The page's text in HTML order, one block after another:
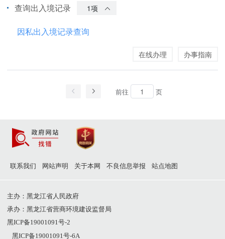
查询出入境记录 1项
因私出入境记录查询
在线办理 办事指南
前往 页
联系我们 网站声明 关于本网 不良信息举报 站点地图
主办：黑龙江省人民政府
承办：黑龙江省营商环境建设监督局
黑ICP备19001091号-2
黑ICP备19001091号-6A